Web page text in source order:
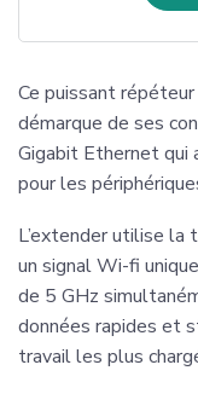
Ce puissant
démarque de ses
Gigabit Ethernet qui
pour les
L’extender utilise la
un signal Wi-fi
de 5 GHz
données rapides et
travail les plus